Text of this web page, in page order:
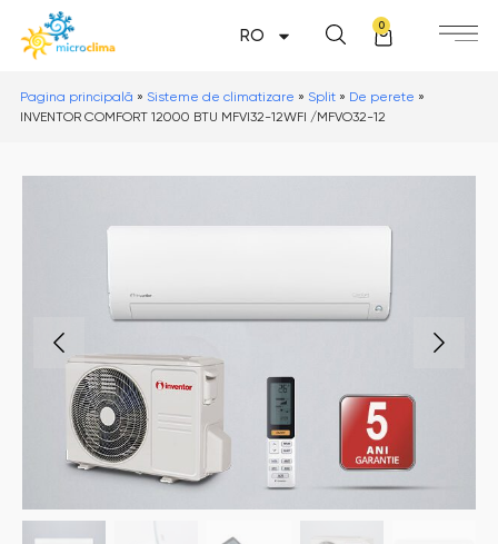
RO
0
Pagina principală » Sisteme de climatizare » Split » De perete »
INVENTOR COMFORT 12000 BTU MFVI32-12WFI /MFVO32-12